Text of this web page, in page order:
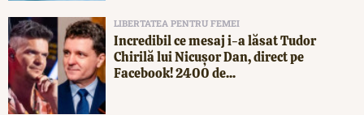
LIBERTATEA PENTRU FEMEI
Incredibil ce mesaj i-a lăsat Tudor
Chirilă lui Nicușor Dan, direct pe
Facebook! 2400 de...